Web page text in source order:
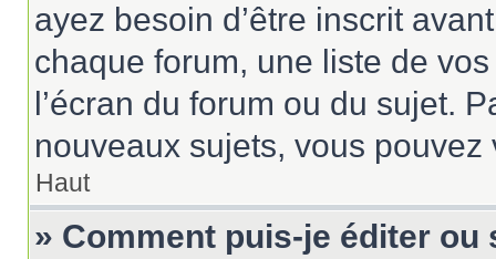
ayez besoin d’être inscrit
chaque forum, une liste de
l’écran du forum ou du sujet.
nouveaux sujets, vous
Haut
» Comment puis-je éditer